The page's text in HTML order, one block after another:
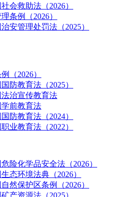
会救助法（2026）
条例（2026）
安管理处罚法（2025）
（2026）
防教育法（2025）
治宣传教育法
前教育法
防教育法（2024）
业教育法（2022）
险化学品安全法（2026）
态环境法典（2026）
然保护区条例（2026）
产资源法（2025）